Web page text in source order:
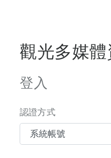
觀光多媒
登入
認證方式